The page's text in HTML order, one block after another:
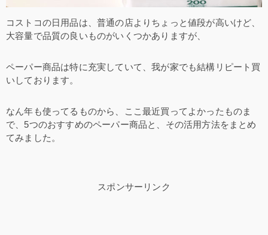
コストコの日用品は、普通の店よりちょっと値段が高いけど、
大容量で品質の良いものがいくつかありますが、
ペーパー商品は特に充実していて、我が家でも結構リピート買
いしております。
なん年も使ってるものから、ここ最近買ってよかったものま
で、5つのおすすめのペーパー商品と、その活用方法をまとめ
てみました。
スポンサーリンク